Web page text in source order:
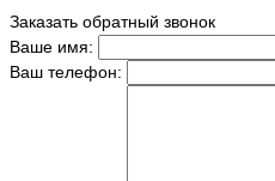
Заказать обратный звонок
Ваше имя:
Ваш телефон: